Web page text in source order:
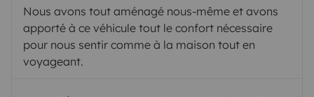
Nous avons tout aménagé nous-même et avons
apporté à ce véhicule tout le confort nécessaire
pour nous sentir comme à la maison tout en
voyageant.